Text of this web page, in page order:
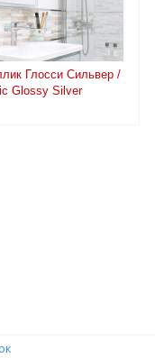
Глосси Сильвер /
Glossy Silver